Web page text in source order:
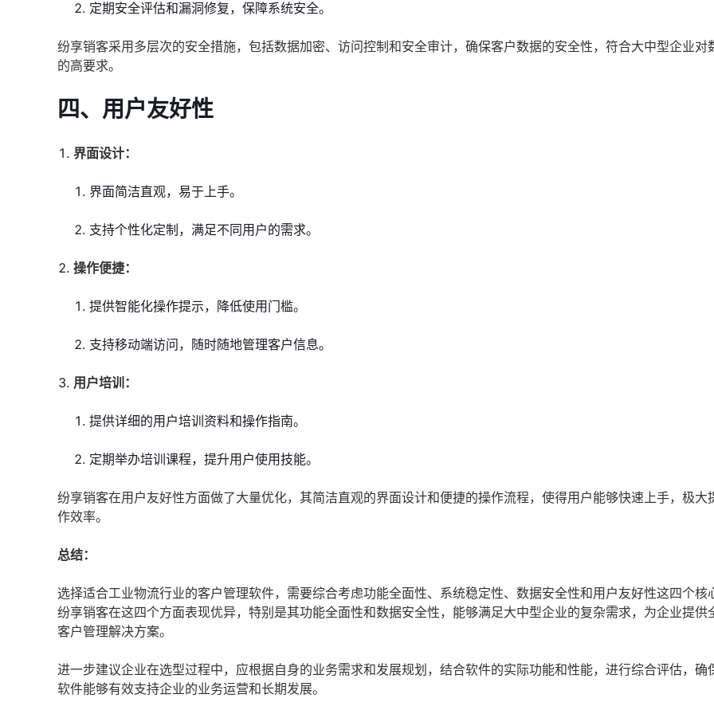
定期安全评估和漏洞修复，保障系统安全。
纷享销客采用多层次的安全措施，包括数据加密、访问控制和安全审计，确保客户数据的安全性，符合大中型企业对
的高要求。
四、 用户友好性
界面设计：
界面简洁直观，易于上手。
支持个性化定制，满足不同用户的需求。
操作便捷：
提供智能化操作提示，降低使用门槛。
支持移动端访问，随时随地管理客户信息。
用户培训：
提供详细的用户培训资料和操作指南。
定期举办培训课程，提升用户使用技能。
纷享销客在用户友好性方面做了大量优化，其简洁直观的界面设计和便捷的操作流程，使得用户能够快速上手，极大
作效率。
总结：
选择适合工业物流行业的客户管理软件，需要综合考虑功能全面性、系统稳定性、数据安全性和用户友好性这四个核
纷享销客在这四个方面表现优异，特别是其功能全面性和数据安全性，能够满足大中型企业的复杂需求，为企业提供
客户管理解决方案。
进一步建议企业在选型过程中，应根据自身的业务需求和发展规划，结合软件的实际功能和性能，进行综合评估，确
软件能够有效支持企业的业务运营和长期发展。